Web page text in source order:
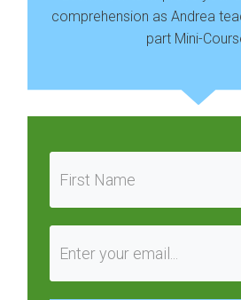
comprehension as Andrea
part Mini-